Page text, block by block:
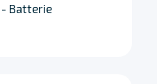
- Batterie